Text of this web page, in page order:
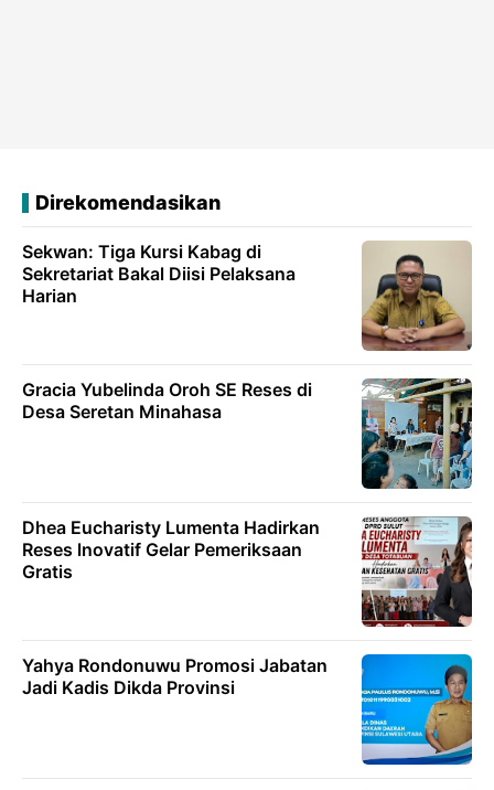
Direkomendasikan
Sekwan: Tiga Kursi Kabag di
Sekretariat Bakal Diisi Pelaksana
Harian
Gracia Yubelinda Oroh SE Reses di
Desa Seretan Minahasa
Dhea Eucharisty Lumenta Hadirkan
Reses lnovatif Gelar Pemeriksaan
Gratis
Yahya Rondonuwu Promosi Jabatan
Jadi Kadis Dikda Provinsi